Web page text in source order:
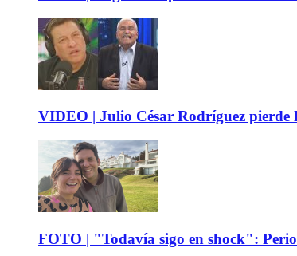
VIDEO | Julio César Rodríguez pierde
FOTO | "Todavía sigo en shock":